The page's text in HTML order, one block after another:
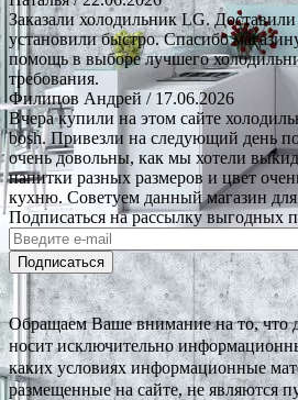
Заказали холодильник LG. Доставили
установили быстро. Спасибо
помощь в выборе лучшего
требования.
Филипов Андрей / 17.06.2026
Вчера купили на этом сайте
bosh. Привезли на следующий день
очень довольны, как мы хотели
напитки разных размеров и цвет
кухню. Советуем данный магазин
Подписаться на рассылку выгодных
Подписаться
Обращаем Ваше внимание на то, что
носит исключительно
каких условиях информационные
размещенные на сайте, не являются